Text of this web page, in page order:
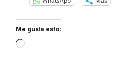
Me gusta esto:
Loading…